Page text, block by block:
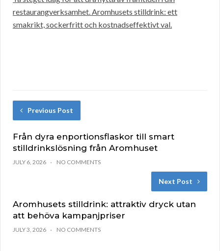
restaurangverksamhet. Aromhusets stilldrink: ett
smakrikt, sockerfritt och kostnadseffektivt val.
Previous Post
Från dyra enportionsflaskor till smart
stilldrinkslösning från Aromhuset
JULY 6, 2026 NO COMMENTS
Next Post
Aromhusets stilldrink: attraktiv dryck utan
att behöva kampanjpriser
JULY 3, 2026 NO COMMENTS